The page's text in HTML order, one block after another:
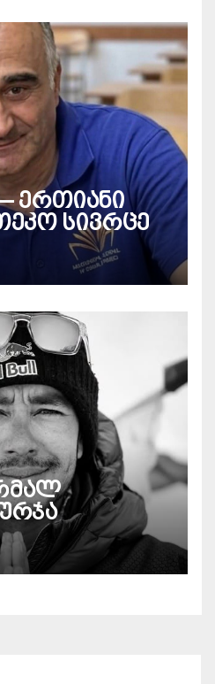
— ერთიანი
სივრცე